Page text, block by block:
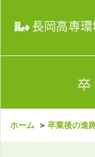
ホーム ＞ 卒業後の進